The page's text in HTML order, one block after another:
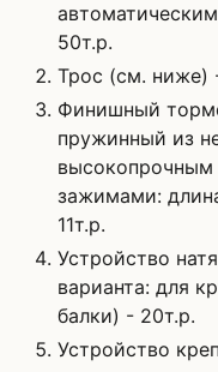
50т.р.
Трос (см. ниже)
Финишный
пружинный из
зажимами:
11т.р.
Устройство
варианта: для
балки) - 20т.р.
Устройство